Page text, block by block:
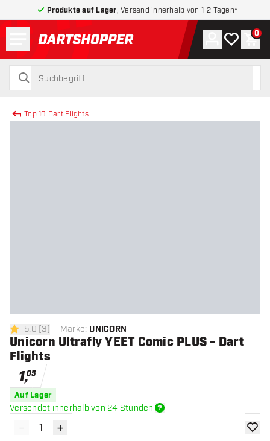
Produkte auf Lager , Versand innerhalb von 1-2 Tagen*
zurück zur Startseite
suchen
suchen
Konto
Meine 0
Top 10 Dart Flights
5 Bewertungssterne
5.0 [3] Marke: UNICORN
Unicorn Ultrafly YEET Comic PLUS - Dart
Flights
1,05
Auf Lager
Versendet innerhalb von 24 Stunden
Menge verringern
- Menge erhöhen
+ Zur